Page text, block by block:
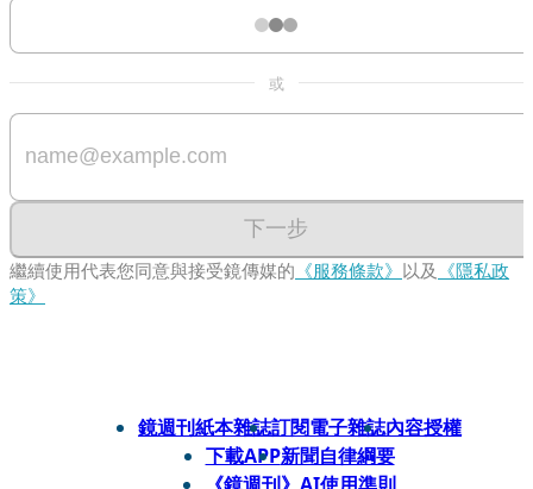
或
下一步
繼續使用代表您同意與接受鏡傳媒的 《服務條款》 以及 《隱私政
策》
鏡週刊紙本雜誌訂閱電子雜誌內容授權
下載APP新聞自律綱要